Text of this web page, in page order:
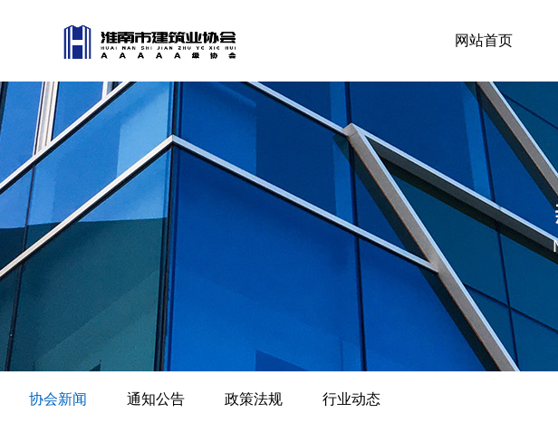
网站首页
协会新闻 通知公告 政策法规 行业动态